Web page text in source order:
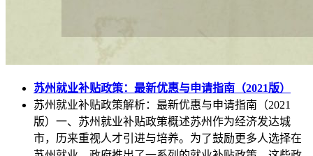
苏州就业补贴政策：最新优惠与申请指南（2021版）
苏州就业补贴政策解析：最新优惠与申请指南（2021
版）一、苏州就业补贴政策概述苏州作为经济发达城
市，历来重视人才引进与培养。为了鼓励更多人选择在